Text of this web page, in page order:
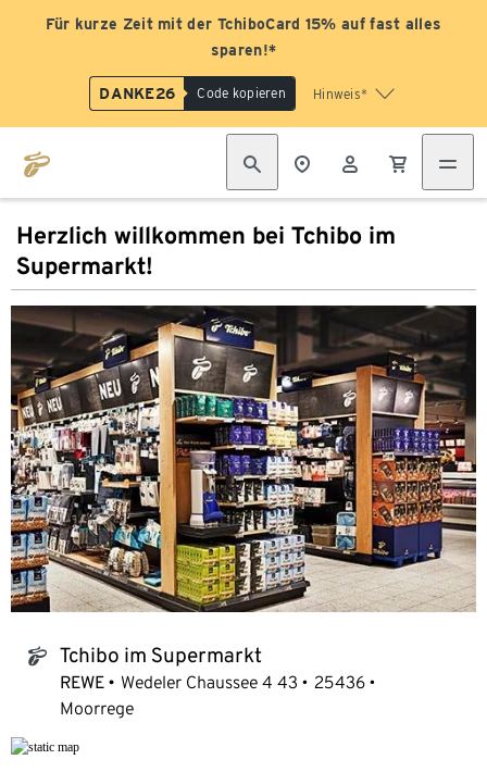
Für kurze Zeit mit der TchiboCard 15% auf fast alles
sparen!*
DANKE26 Code kopieren Hinweis*
Herzlich willkommen bei Tchibo im
Supermarkt!
tchibo_logo Tchibo im Supermarkt
REWE Wedeler Chaussee 4 43
25436
Moorrege